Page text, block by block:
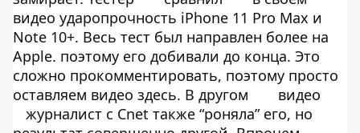
видео ударопрочность iPhone 11 Pro Max и
Note 10+. Весь тест был направлен более на
Apple. поэтому его добивали до конца. Это
сложно прокомментировать, поэтому просто
оставляем видео здесь. В другом
видео
журналист с Cnet также “роняла” его, но